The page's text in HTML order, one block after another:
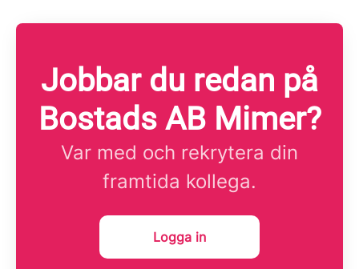
Jobbar du redan på
Bostads AB Mimer?
Var med och rekrytera din
framtida kollega.
Logga in